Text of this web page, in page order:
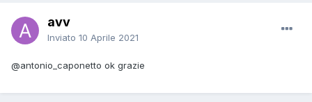
avv
Inviato 10 Aprile 2021
@antonio_caponetto ok grazie